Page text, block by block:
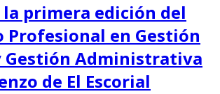
la primera edición del
Profesional en Gestión
Gestión Administrativa
de El Escorial